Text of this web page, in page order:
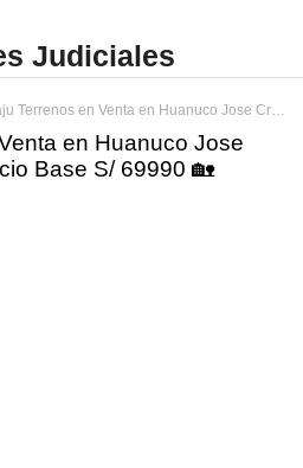
Judiciales
en Venta en Huanuco Jose Crespo y Castillo Precio Base S/ 69990
en Huanuco Jose
Base S/ 69990 🏡